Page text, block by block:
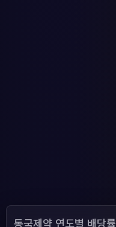
동국제약 연도별 배당률